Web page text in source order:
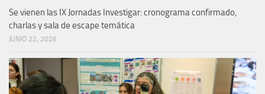
Se vienen las IX Jornadas Investigar: cronograma confirmado,
charlas y sala de escape temática
JUNIO 22, 2026